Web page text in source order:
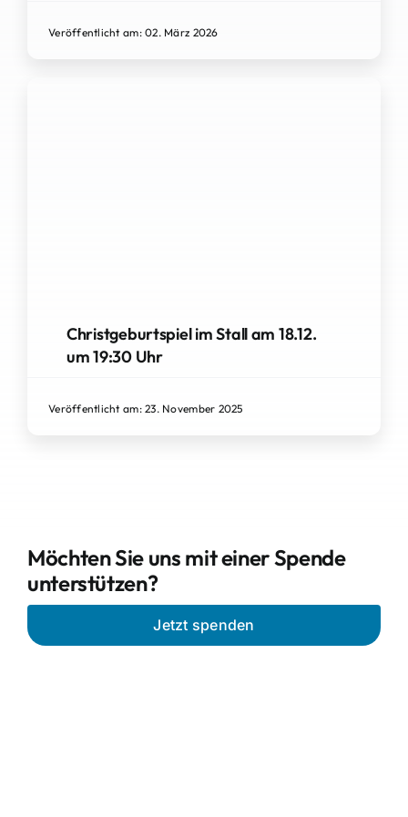
Veröffentlicht am: 02. März 2026
Christgeburtspiel im Stall am 18.12.
um 19:30 Uhr
Veröffentlicht am: 23. November 2025
Möchten Sie uns mit einer Spende
unterstützen?
Jetzt spenden